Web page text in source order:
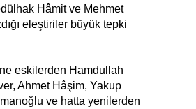
Hâmit ve Mehmet
eleştiriler büyük tepki
eskilerden Hamdullah
Ahmet Hâşim, Yakup
ve hatta yenilerden